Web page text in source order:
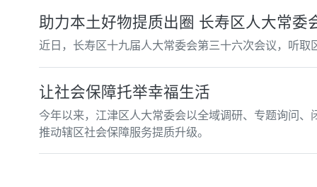
助力本土好物提质出圈 长寿区人大常委
近日，长寿区十九届人大常委会第三十六次会议，听
让社会保障托举幸福生活
今年以来，江津区人大常委会以全域调研、专题询问
推动辖区社会保障服务提质升级。